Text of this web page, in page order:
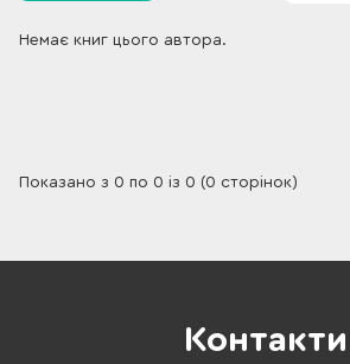
Немає книг цього автора.
Показано з 0 по 0 із 0 (0 сторінок)
Контакти